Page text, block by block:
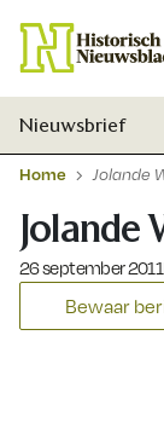
Nieuwsbrief
Home Jolande
Jolande
Gepubliceerd op:
26 september 2011
Bewaar